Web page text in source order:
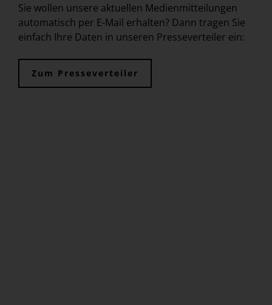
KONTAKT
Sie wollen unsere aktuellen Medienmitteilungen
automatisch per E-Mail erhalten? Dann tragen Sie
einfach Ihre Daten in unseren Presseverteiler ein:
Zum Presseverteiler